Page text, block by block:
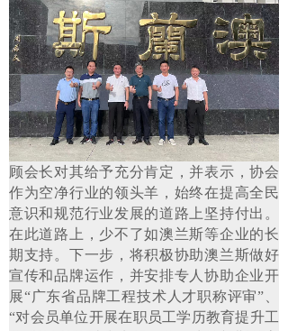
顾会长对其给予充分肯定，并表示，协会
作为空净行业的领头羊，始终在提高全民
意识和规范行业发展的道路上坚持付出。
在此道路上，少不了如澳兰斯等企业的长
期支持。下一步，将积极协助澳兰斯做好
宣传和品牌运作，并安排专人协助企业开
展“广东省品牌工程技术人才职称评审”、
“对会员单位开展在职员工学历教育提升工